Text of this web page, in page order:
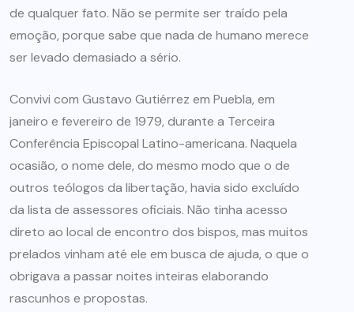
de qualquer fato. Não se permite ser traído pela
emoção, porque sabe que nada de humano merece
ser levado demasiado a sério.
Convivi com Gustavo Gutiérrez em Puebla, em
janeiro e fevereiro de 1979, durante a Terceira
Conferência Episcopal Latino-americana. Naquela
ocasião, o nome dele, do mesmo modo que o de
outros teólogos da libertação, havia sido excluído
da lista de assessores oficiais. Não tinha acesso
direto ao local de encontro dos bispos, mas muitos
prelados vinham até ele em busca de ajuda, o que o
obrigava a passar noites inteiras elaborando
rascunhos e propostas.